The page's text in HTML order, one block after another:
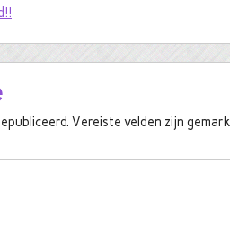
Vereiste velden zijn